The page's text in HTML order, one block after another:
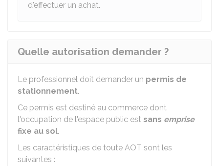
d'effectuer un achat.
Quelle autorisation demander ?
Le professionnel doit demander un permis de
stationnement.
Ce permis est destiné au commerce dont
l'occupation de l'espace public est sans emprise
fixe au sol.
Les caractéristiques de toute AOT sont les
suivantes :